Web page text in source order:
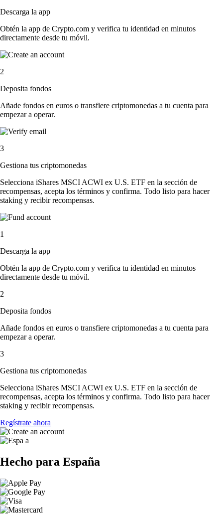
Descarga la app
Obtén la app de Crypto.com y verifica tu identidad en minutos
directamente desde tu móvil.
2
Deposita fondos
Añade fondos en euros o transfiere criptomonedas a tu cuenta para
empezar a operar.
3
Gestiona tus criptomonedas
Selecciona iShares MSCI ACWI ex U.S. ETF en la sección de
recompensas, acepta los términos y confirma. Todo listo para hacer
staking y recibir recompensas.
1
Descarga la app
Obtén la app de Crypto.com y verifica tu identidad en minutos
directamente desde tu móvil.
2
Deposita fondos
Añade fondos en euros o transfiere criptomonedas a tu cuenta para
empezar a operar.
3
Gestiona tus criptomonedas
Selecciona iShares MSCI ACWI ex U.S. ETF en la sección de
recompensas, acepta los términos y confirma. Todo listo para hacer
staking y recibir recompensas.
Regístrate ahora
Hecho para España